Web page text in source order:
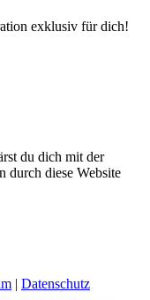
exklusiv für dich!
du dich mit der
durch diese Website
| Datenschutz